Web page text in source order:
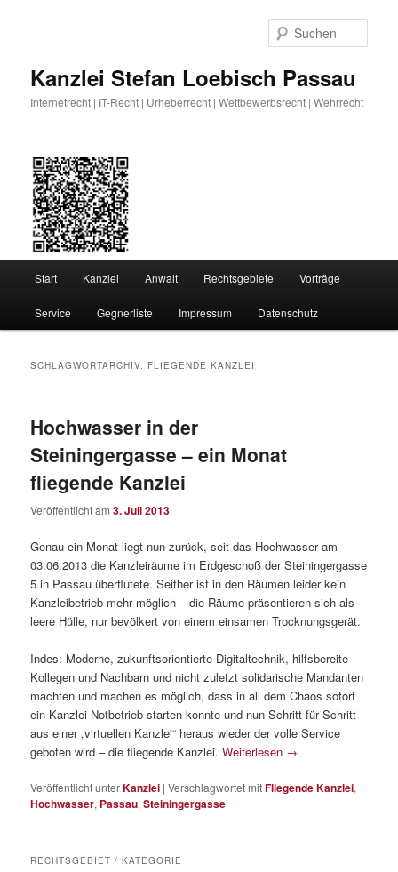
Kanzlei Stefan Loebisch Passau
Internetrecht | IT-Recht | Urheberrecht | Wettbewerbsrecht | Wehrrecht
Start Kanzlei Anwalt Rechtsgebiete Vorträge
Service Gegnerliste Impressum Datenschutz
SCHLAGWORTARCHIV: FLIEGENDE KANZLEI
Hochwasser in der
Steiningergasse – ein Monat
fliegende Kanzlei
Veröffentlicht am3. Juli 2013
Genau ein Monat liegt nun zurück, seit das Hochwasser am
03.06.2013 die Kanzleiräume im Erdgeschoß der Steiningergasse
5 in Passau überflutete. Seither ist in den Räumen leider kein
Kanzleibetrieb mehr möglich – die Räume präsentieren sich als
leere Hülle, nur bevölkert von einem einsamen Trocknungsgerät.
Indes: Moderne, zukunftsorientierte Digitaltechnik, hilfsbereite
Kollegen und Nachbarn und nicht zuletzt solidarische Mandanten
machten und machen es möglich, dass in all dem Chaos sofort
ein Kanzlei-Notbetrieb starten konnte und nun Schritt für Schritt
aus einer „virtuellen Kanzlei“ heraus wieder der volle Service
geboten wird – die fliegende Kanzlei.Weiterlesen →
Veröffentlicht unterKanzlei |Verschlagwortet mitFliegende Kanzlei,
Hochwasser, Passau,Steiningergasse
RECHTSGEBIET / KATEGORIE